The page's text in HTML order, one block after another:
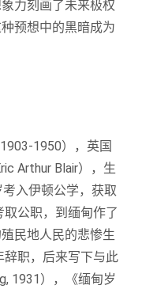
力刻画了未来极权
预想中的黑暗成为
1950），英国
Arthur Blair），生
入伊顿公学，获取
公职，到缅甸作了
民地人民的悲惨生
职，后来写下与此
1931），《缅甸岁